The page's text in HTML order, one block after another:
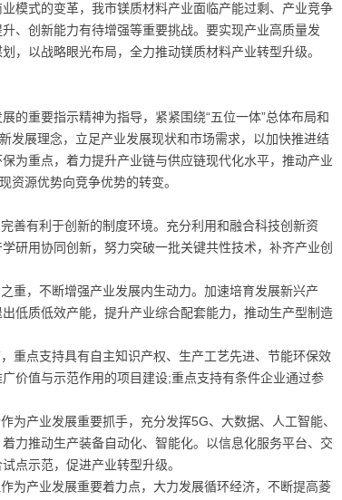
模式的变革，我市镁质材料产业面临产能过剩、产业竞争
、创新能力有待增强等重要挑战。要实现产业高质量发
，以战略眼光布局，全力推动镁质材料产业转型升级。
的重要指示精神为指导，紧紧围绕“五位一体”总体布局和
发展理念，立足产业发展现状和市场需求，以加快推进结
为重点，着力提升产业链与供应链现代化水平，推动产业
资源优势向竞争优势的转变。
善有利于创新的制度环境。充分利用和融合科技创新资
研用协同创新，努力突破一批关键共性技术，补齐产业创
重，不断增强产业发展内生动力。加速培育发展新兴产
低质低效产能，提升产业综合配套能力，推动生产型制造
重点支持具有自主知识产权、生产工艺先进、节能环保效
价值与示范作用的项目建设;重点支持有条件企业通过参
产业发展重要抓手，充分发挥5G、大数据、人工智能、
力推动生产装备自动化、智能化。以信息化服务平台、交
点示范，促进产业转型升级。
为产业发展重要着力点，大力发展循环经济，不断提高菱